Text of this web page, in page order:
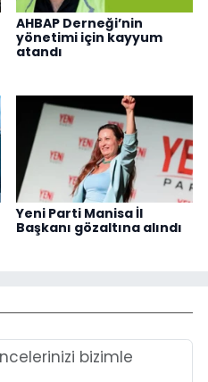
AHBAP Derneği’nin
yönetimi için kayyum
atandı
Yeni Parti Manisa İl
Başkanı gözaltına alındı